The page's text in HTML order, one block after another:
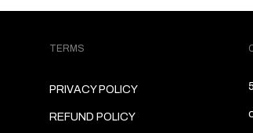
TERMS
PRIVACY POLICY
REFUND POLICY